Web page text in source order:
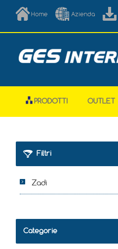
Home Azienda
PRODOTTI OUTLET
Filtri
Zadi
Categorie